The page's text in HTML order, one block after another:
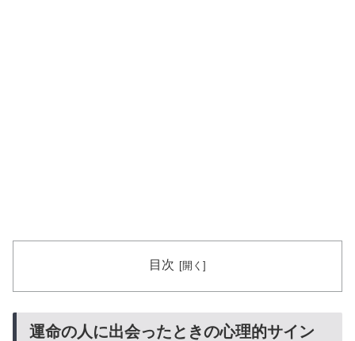
目次
運命の人に出会ったときの心理的サイン